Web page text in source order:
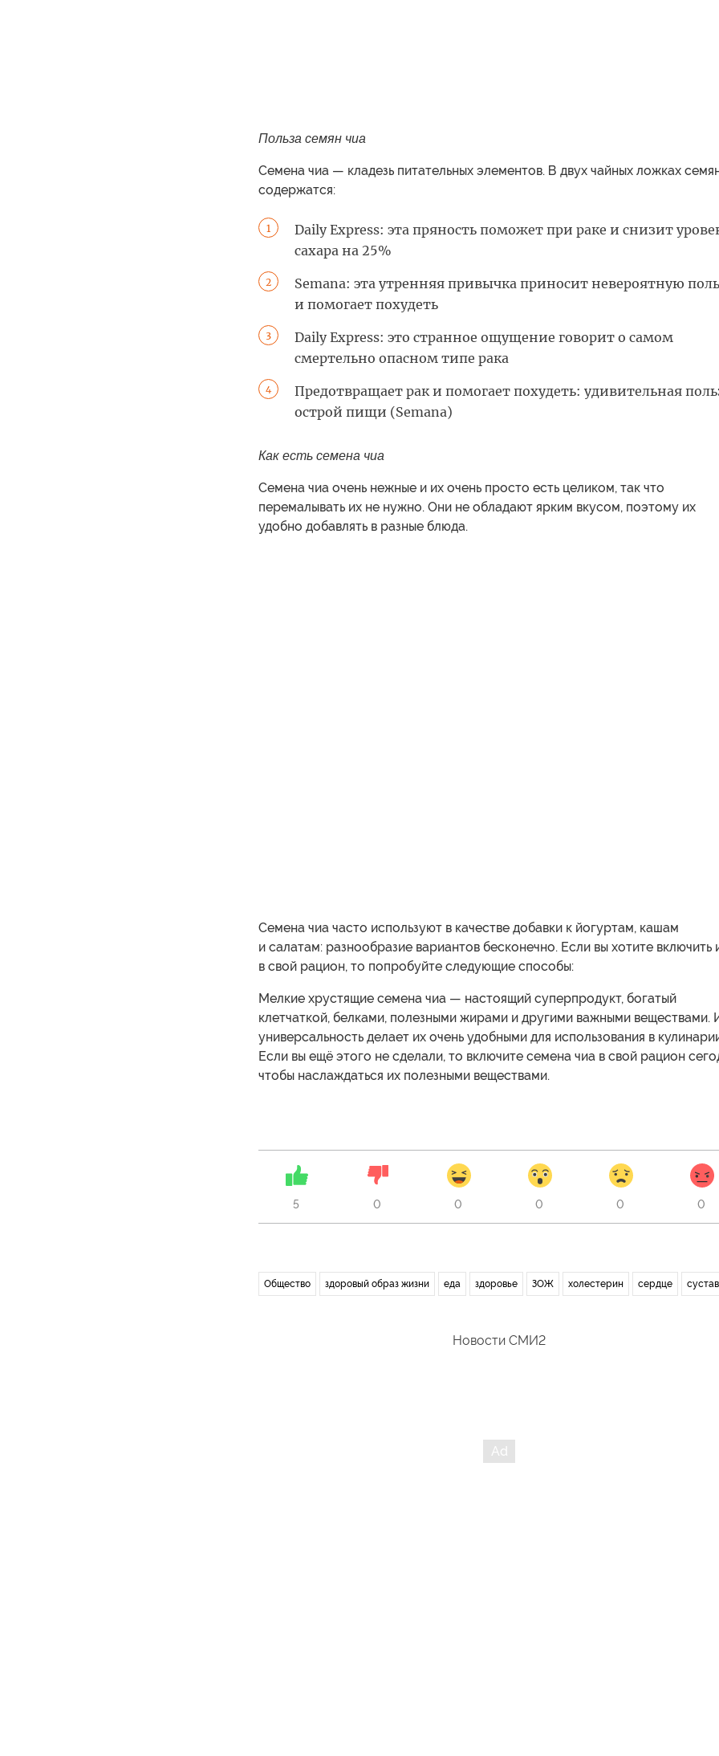
Польза семян чиа
Семена чиа — кладезь питательных элементов. В двух чайных ложках
содержатся:
1
Daily Express: эта пряность поможет при раке и снизит
сахара на 25%
2
Semana: эта утренняя привычка приносит невероятную
и помогает похудеть
3
Daily Express: это странное ощущение говорит о самом
смертельно опасном типе рака
4
Предотвращает рак и помогает похудеть: удивительная
острой пищи (Semana)
Как есть семена чиа
Семена чиа очень нежные и их очень просто есть целиком, так что
перемалывать их не нужно. Они не обладают ярким вкусом, поэтому их
удобно добавлять в разные блюда.
Семена чиа часто используют в качестве добавки к йогуртам, кашам
и салатам: разнообразие вариантов бесконечно. Если вы хотите включить
в свой рацион, то попробуйте следующие способы:
Мелкие хрустящие семена чиа — настоящий суперпродукт, богатый
клетчаткой, белками, полезными жирами и другими важными веществами.
универсальность делает их очень удобными для использования в
Если вы ещё этого не сделали, то включите семена чиа в свой рацион
чтобы наслаждаться их полезными веществами.
5 0 0 0 0 0
Общество здоровый образ жизни еда здоровье ЗОЖ холестерин сердце
Новости СМИ2